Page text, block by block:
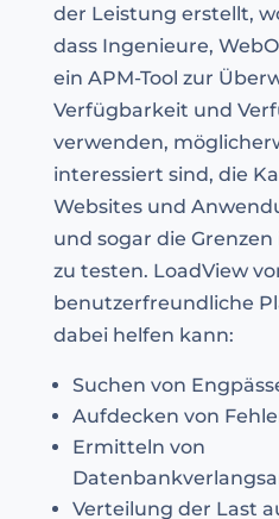
der Leistung erstellt,
dass Ingenieure,
ein APM-Tool zur
Verfügbarkeit und
verwenden,
interessiert sind, die
Websites und
und sogar die
zu testen. LoadView
benutzerfreundliche
dabei helfen kann:
Suchen von
Aufdecken von
Ermitteln von
Verteilung der Last